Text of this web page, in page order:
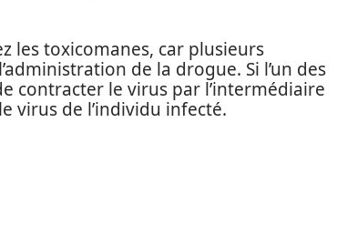
les toxicomanes, car plusieurs
de la drogue. Si l’un des
contracter le virus par l’intermédiaire
virus de l’individu infecté.